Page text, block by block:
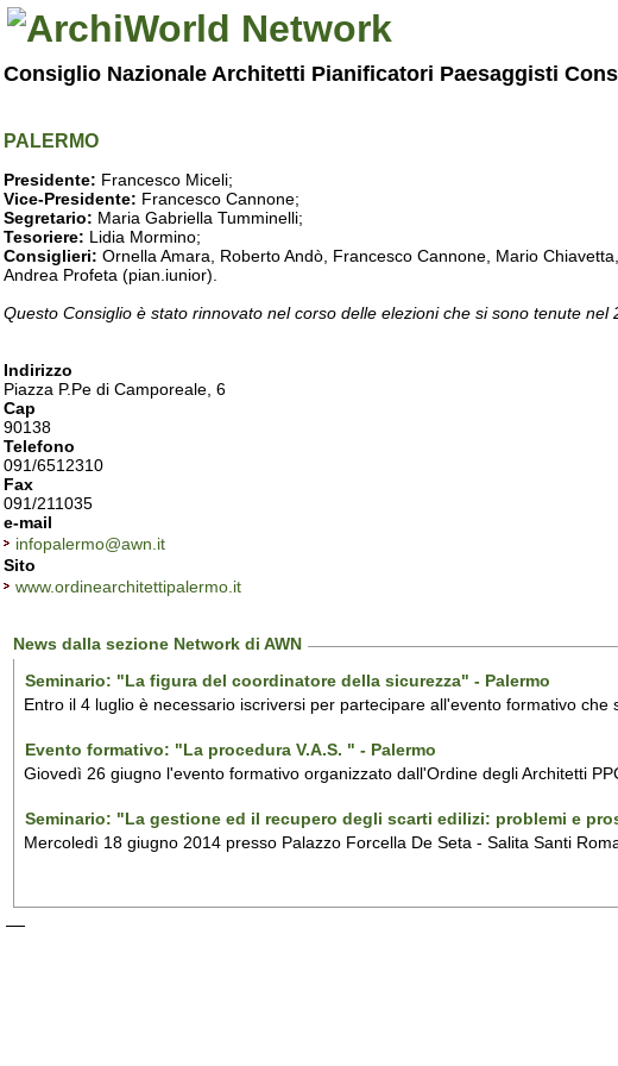
Consiglio Nazionale Architetti Pianificatori Paesaggisti
PALERMO
Presidente: Francesco Miceli;
Vice-Presidente: Francesco Cannone;
Segretario: Maria Gabriella Tumminelli;
Tesoriere: Lidia Mormino;
Consiglieri: Ornella Amara, Roberto Andò, Francesco Cannone, Mario
Andrea Profeta (pian.iunior).
Questo Consiglio è stato rinnovato nel corso delle elezioni che si sono tenute
Indirizzo
Piazza P.Pe di Camporeale, 6
Cap
90138
Telefono
091/6512310
Fax
091/211035
e-mail
infopalermo@awn.it
Sito
www.ordinearchitettipalermo.it
News dalla sezione Network di AWN
Seminario: "La figura del coordinatore della sicurezza" - Palermo
Entro il 4 luglio è necessario iscriversi per partecipare all'evento formativo
Evento formativo: "La procedura V.A.S. " - Palermo
Giovedì 26 giugno l'evento formativo organizzato dall'Ordine degli Architetti
Seminario: "La gestione ed il recupero degli scarti edilizi: problemi e
Mercoledì 18 giugno 2014 presso Palazzo Forcella De Seta - Salita Santi